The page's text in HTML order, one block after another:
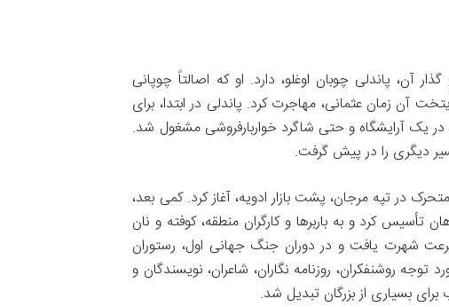
آن، پاندلی چوبان اوغلو، دارد. او که اصالتاً چوپانی
آن زمان عثمانی، مهاجرت کرد. پاندلی در ابتدا، برای
در یک آرایشگاه و حتی شاگرد خواربارفروشی مشغول شد.
دیگری را در پیش گرفت.
در تپه مرجان، پشت بازار ادویه، آغاز کرد. کمی بعد،
کرد و به باربرها و کارگران منطقه، کوفته و نان
شهرت یافت و در دوران جنگ جهانی اول، رستوران
روشنفکران، روزنامه نگاران، شاعران، نویسندگان و
بسیاری از بزرگان تبدیل شد.